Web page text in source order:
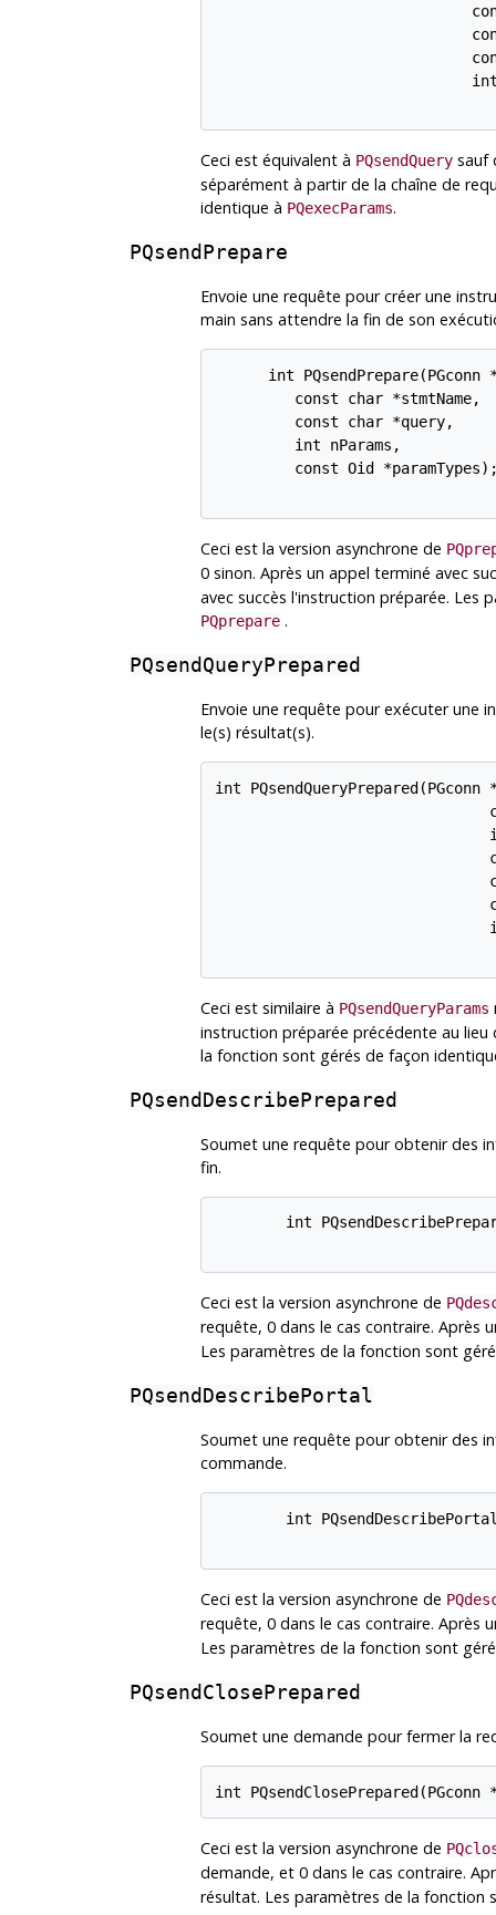
Ceci est équivalent à PQsendQuerysauf
séparément à partir de la chaîne de
identique à PQexecParams.
PQsendPrepare
Envoie une requête pour créer une
main sans attendre la fin de son
int PQsendPrepare(PGconn
         const char *stmtName,
         const char *query,
         int nParams,
const Oid
Ceci est la version asynchrone de
0 sinon. Après un appel terminé avec
avec succès l'instruction préparée. Les
PQprepare .
PQsendQueryPrepared
Envoie une requête pour exécuter une
le(s) résultat(s).
int PQsendQueryPrepared(PGconn
Ceci est similaire à PQsendQueryParams
instruction préparée précédente au
la fonction sont gérés de façon
PQsendDescribePrepared
Soumet une requête pour obtenir des
fin.
int
Ceci est la version asynchrone de
requête, 0 dans le cas contraire. Après
Les paramètres de la fonction sont
PQsendDescribePortal
Soumet une requête pour obtenir des
commande.
int
Ceci est la version asynchrone de
requête, 0 dans le cas contraire. Après
Les paramètres de la fonction sont
PQsendClosePrepared
Soumet une demande pour fermer la
Ceci est la version asynchrone de
demande, et 0 dans le cas contraire.
résultat. Les paramètres de la